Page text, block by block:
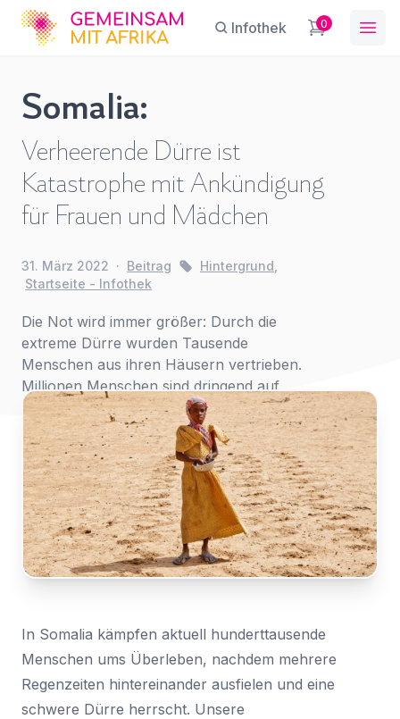
GFA Infothek 0
Somalia:
Verheerende Dürre ist
Katastrophe mit Ankündigung
für Frauen und Mädchen
31. März 2022 · Beitrag Hintergrund
Startseite - Infothek
Die Not wird immer größer: Durch die
extreme Dürre wurden Tausende
Menschen aus ihren Häusern vertrieben.
Millionen Menschen sind dringend auf
humanitäre Hilfe angewiesen.
In Somalia kämpfen aktuell hunderttausende
Menschen ums Überleben, nachdem mehrere
Regenzeiten hintereinander ausfielen und eine
schwere Dürre herrscht. Unsere
Sie haben eine Frage?
Name*
E-Mail *
Betreff *
Nachricht
Bestätigen*
Ich habe die Datenschutzerklärunggelesen und
afrikanische
Innovationen
gegen
Covid-19
Innovation
,
Startseite -
Für
den
Zugriff
anmelden
Ein Konto erstellen
Last Name *
E-Mail-Adresse*
Land *
Wählen Sie Ihr Land...
Bundesland / Landkreis*
Wählen Sie Ihr Bundesland...
Ihre persönlichen Daten werden verwendet, um Ihr
Sie in unsererDatenschutzerklärungnachlesen.
Registrieren
Ein Link zum Erstellen eines neuen Passwort wird an deine
Abonnieren Sie unseren Newsletter
regelmäßige Updates.